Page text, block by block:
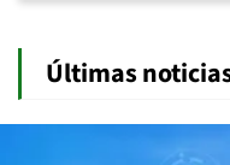
Últimas